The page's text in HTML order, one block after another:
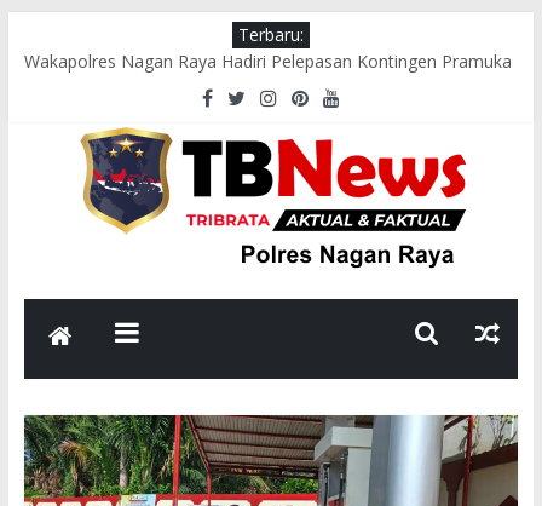
Terbaru:
Wakapolres Nagan Raya Hadiri Pelepasan Kontingen Pramuka
Menuju Cibubur di Pendopo Bupati
Polsek Seunagan Timur Gelar Pengaturan Lalu Lintas Pagi di
Lokasi Rawan Kecelakaan dan Kemacetan
Polsek Tadu Raya Sambangi Dapur MBG, Pastikan Kebersihan
dan Kelayakan Pengolahan Makanan
sambut HUT ke-81 RI, Bhabinkamtibmas Polsek Seunagan
Ajak Warga Kibarkan Bendera Merah Putih
Polsek Kuala Polres Nagan Raya Gelar Patroli dan Sosialisasi
Pencegahan Karhutla